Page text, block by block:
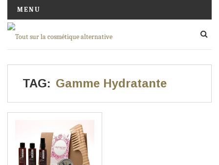
MENU
TAG: Gamme Hydratante